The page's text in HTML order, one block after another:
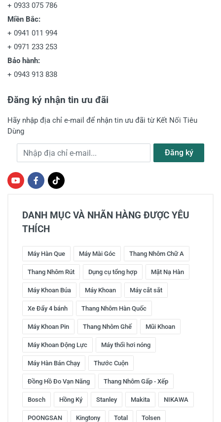
+ 0933 075 786
Miền Bắc:
+ 0941 011 994
+ 0971 233 253
Bảo hành:
+ 0943 913 838
Đăng ký nhận tin ưu đãi
Hãy nhập địa chỉ e-mail để nhận tin ưu đãi từ Kết Nối Tiêu
Dùng
Địa chỉ e-mail Đăng ký
DANH MỤC VÀ NHÃN HÀNG ĐƯỢC YÊU
THÍCH
Máy Hàn Que Máy Mài Góc Thang Nhôm Chữ A
Thang Nhôm Rút Dụng cụ tổng hợp Mặt Nạ Hàn
Máy Khoan Búa Máy Khoan Máy cắt sắt
Xe Đẩy 4 bánh Thang Nhôm Hàn Quốc
Máy Khoan Pin Thang Nhôm Ghế Mũi Khoan
Máy Khoan Động Lực Máy thổi hơi nóng
Máy Hàn Bán Chạy Thước Cuộn
Đồng Hồ Đo Vạn Năng Thang Nhôm Gấp - Xếp
Bosch Hồng Ký Stanley Makita NIKAWA
POONGSAN Kingtony Total Tolsen